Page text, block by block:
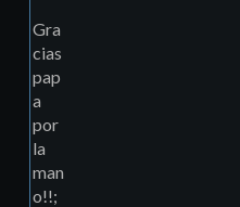
Gra
cias
pap
a
por
la
man
o!!;